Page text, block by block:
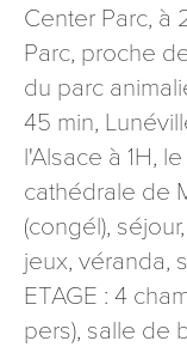
Center Parc, à
Parc, proche
du parc
45 min,
l'Alsace à 1H,
cathédrale de
(congél),
jeux, véranda,
ETAGE : 4
pers), salle de
rectification et
que vous
courriel à
signé
l’adresse
esplanade
cedex